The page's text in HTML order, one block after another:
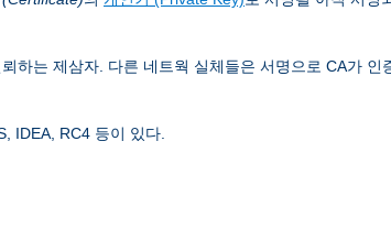
하는 제삼자. 다른 네트웍 실체들은 서명으로 CA가 인
IDEA, RC4 등이 있다.